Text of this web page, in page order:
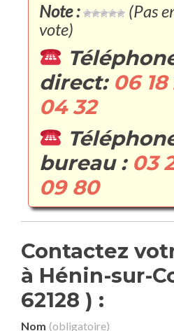
Note :
(Pas
vote)
direct: 06 18
04 32
bureau : 03
09 80
Contactez
à Hénin-sur-
62128 ) :
Nom (obligatoire)